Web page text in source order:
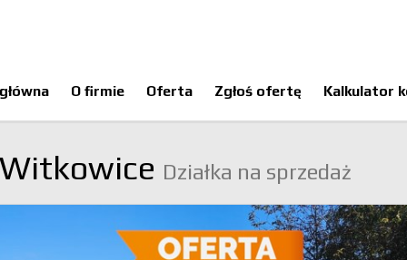
O firmie Oferta Zgłoś ofertę Kalkulator
Witkowice Działka na sprzedaż